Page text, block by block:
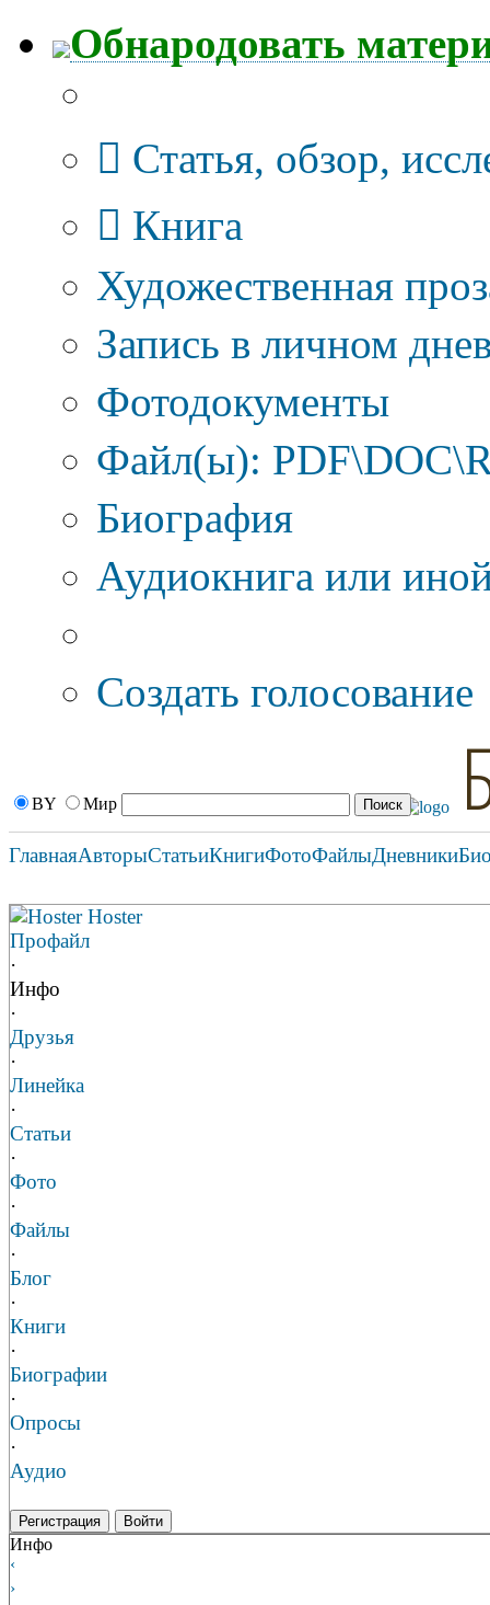
Обнародовать
Статья, обзор,
Книга
Художественная
Запись в личном
Фотодокументы
Файл(ы):
Биография
Аудиокнига или
Создать голосование
BY Мир
ГлавнаяАвторыСтатьиКнигиФотоФайлыДневники
Hoster Hoster
Профайл
·
Инфо
·
Друзья
·
Линейка
·
Статьи
·
Фото
·
Файлы
·
Блог
·
Книги
·
Биографии
·
Опросы
·
Аудио
Регистрация Войти
Инфо
‹
›